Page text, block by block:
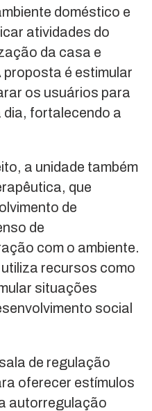
doméstico e
atividades do
da casa e
proposta é estimular
os usuários para
dia, fortalecendo a
a unidade também
que
de
de
com o ambiente.
recursos como
situações
social
de regulação
oferecer estímulos
autorregulação